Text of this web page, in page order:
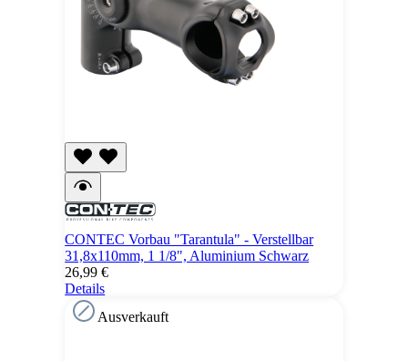
CONTEC Vorbau "Tarantula" - Verstellbar
31,8x110mm, 1 1/8", Aluminium Schwarz
26,99 €
Details
Ausverkauft